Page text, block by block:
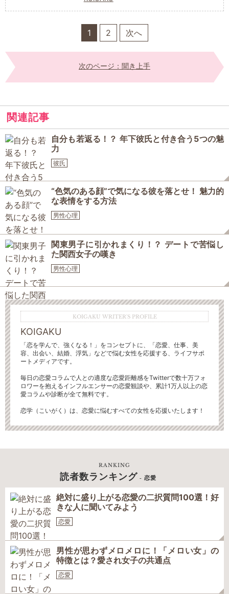
1 2 次へ
次のページ：聞き上手
関連記事
自分も若返る！？ 年下彼氏と付き合う5つの魅
力
彼氏
“色気のある顔”で気になる彼を落とせ！ 魅力的
な表情をする方法
男性心理
関東男子に引かれまくり！？ デートで苦悩し
た関西女子の嘆き
男性心理
KOIGAKU WRITER'S PROFILE
KOIGAKU
「恋を学んで、強くなる！」をコンセプトに、「恋愛、仕事、美
容、出会い、結婚、浮気」などで悩む女性を応援する、ライフサポ
ートメディアです。
毎日の恋愛コラムで人との適度な恋愛距離感をTwitterで数十万フォ
ロワーを抱えるインフルエンサーの恋愛観談や、累計1万人以上の恋
愛コラムや診断が全て無料です。
恋学（こいがく）は、恋愛に悩むすべての女性を応援いたします！
RANKING
読者数ランキング - 恋愛
絶対に盛り上がる恋愛の二択質問100選！好
きな人に聞いてみよう
恋愛
男性が思わずメロメロに！「メロい女」の
特徴とは？愛され女子の共通点
恋愛